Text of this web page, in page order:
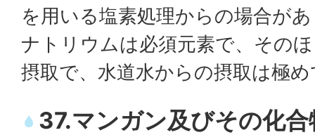
を用いる塩素処理からの場合が
ナトリウムは必須元素で、その
摂取で、水道水からの摂取は極
37.マンガン及びその化合